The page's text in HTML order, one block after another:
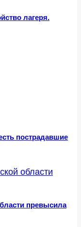
лагеря.
пострадавшие
превысила